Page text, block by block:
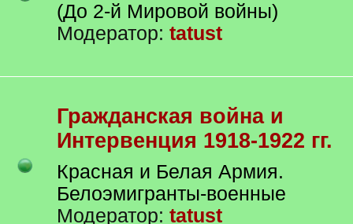
(До 2-й Мировой войны)
Модератор: tatust
Гражданская война и
Интервенция 1918-1922 гг.
Красная и Белая Армия.
Белоэмигранты-военные
Модератор: tatust